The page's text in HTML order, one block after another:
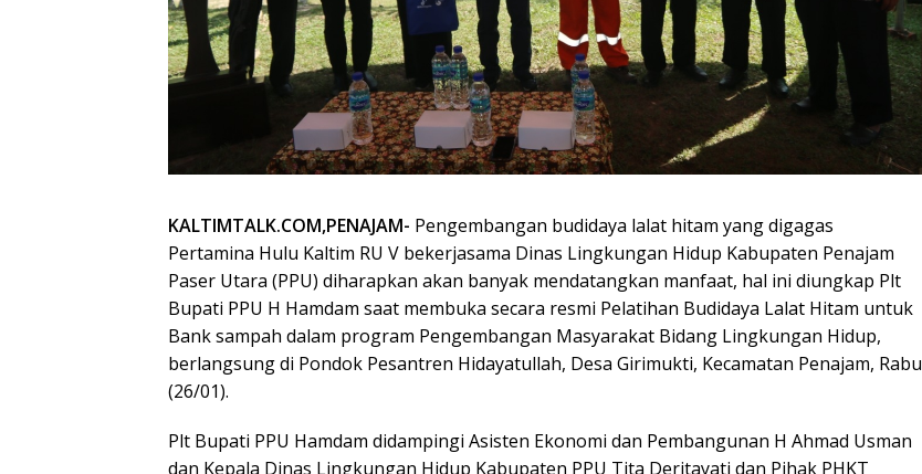
KALTIMTALK.COM,PENAJAM- Pengembangan budidaya lalat hitam yang digagas
Pertamina Hulu Kaltim RU V bekerjasama Dinas Lingkungan Hidup Kabupaten Penajam
Paser Utara (PPU) diharapkan akan banyak mendatangkan manfaat, hal ini diungkap Plt
Bupati PPU H Hamdam saat membuka secara resmi Pelatihan Budidaya Lalat Hitam untuk
Bank sampah dalam program Pengembangan Masyarakat Bidang Lingkungan Hidup,
berlangsung di Pondok Pesantren Hidayatullah, Desa Girimukti, Kecamatan Penajam, Rabu
(26/01).
Plt Bupati PPU Hamdam didampingi Asisten Ekonomi dan Pembangunan H Ahmad Usman
dan Kepala Dinas Lingkungan Hidup Kabupaten PPU Tita Deritayati dan Pihak PHKT